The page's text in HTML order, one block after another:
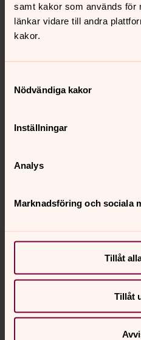
samt kakor som används för
länkar vidare till andra
kakor.
Nödvändiga kakor
Inställningar
Analys
Marknadsföring och sociala
Tillåt
Tillåt
Kontakt
Sociala kanaler
Jourhavande präst
Akut samtals- och krisstöd.
med en präst på kvällar och